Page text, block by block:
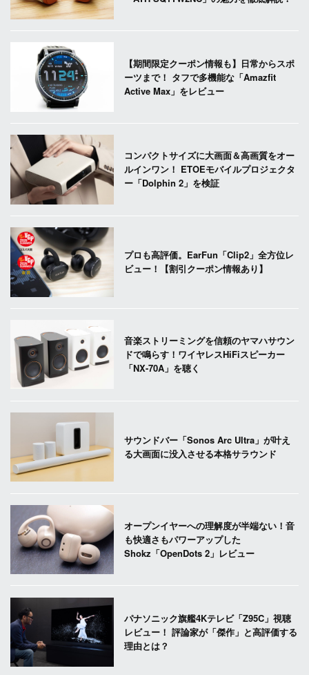
【期間限定クーポン情報も】日常からスポ
ーツまで！ タフで多機能な「Amazfit
Active Max」をレビュー
コンパクトサイズに大画面＆高画質をオー
ルインワン！ ETOEモバイルプロジェクタ
ー「Dolphin 2」を検証
プロも高評価。EarFun「Clip2」全方位レ
ビュー！【割引クーポン情報あり】
音楽ストリーミングを信頼のヤマハサウン
ドで鳴らす！ワイヤレスHiFiスピーカー
「NX-70A」を聴く
サウンドバー「Sonos Arc Ultra」が叶え
る大画面に没入させる本格サラウンド
オープンイヤーへの理解度が半端ない！音
も快適さもパワーアップした
Shokz「OpenDots 2」レビュー
パナソニック旗艦4Kテレビ「Z95C」視聴
レビュー！ 評論家が「傑作」と高評価する
理由とは？